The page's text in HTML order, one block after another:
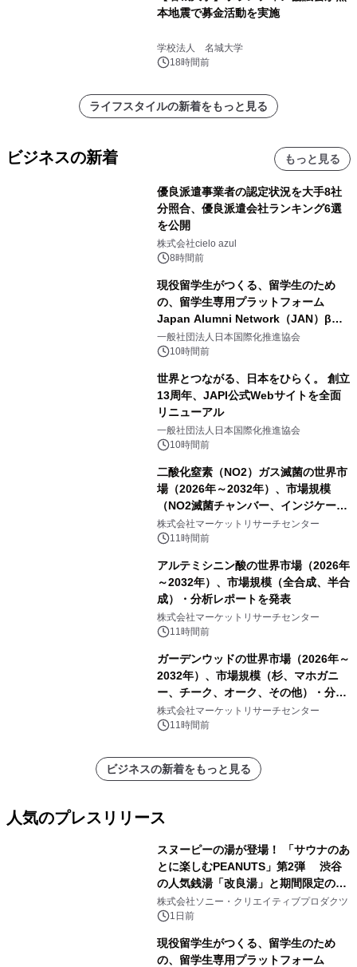
本地震で募金活動を実施
学校法人 名城大学
18時間前
ライフスタイルの新着をもっと見る
ビジネスの新着 もっと見る
優良派遣事業者の認定状況を大手8社
分照合、優良派遣会社ランキング6選
を公開
株式会社cielo azul
8時間前
現役留学生がつくる、留学生のため
の、留学生専用プラットフォーム
Japan Alumni Network（JAN）β版
をリリース
一般社団法人日本国際化推進協会
10時間前
世界とつながる、日本をひらく。 創立
13周年、JAPI公式Webサイトを全面
リニューアル
一般社団法人日本国際化推進協会
10時間前
二酸化窒素（NO2）ガス滅菌の世界市
場（2026年～2032年）、市場規模
（NO2滅菌チャンバー、インジケータ
ーおよびモニタリングシステム、その
他）・分析レポートを発表
株式会社マーケットリサーチセンター
11時間前
アルテミシニン酸の世界市場（2026年
～2032年）、市場規模（全合成、半合
成）・分析レポートを発表
株式会社マーケットリサーチセンター
11時間前
ガーデンウッドの世界市場（2026年～
2032年）、市場規模（杉、マホガニ
ー、チーク、オーク、その他）・分析
レポートを発表
株式会社マーケットリサーチセンター
11時間前
ビジネスの新着をもっと見る
人気のプレスリリース
スヌーピーの湯が登場！ 「サウナのあ
とに楽しむPEANUTS」第2弾 渋谷
の人気銭湯「改良湯」と期間限定のコ
ラボレーション サウナイキタイコラ
ボグッズも発売決定！
株式会社ソニー・クリエイティブプロダクツ
1日前
現役留学生がつくる、留学生のため
の、留学生専用プラットフォーム